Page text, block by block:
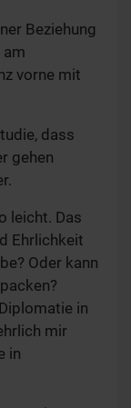
Beziehung
vorne mit
dass
gehen
leicht. Das
Ehrlichkeit
Oder kann
in
mir
in